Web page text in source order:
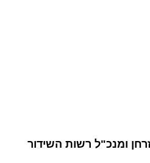
ומנכ"ל רשות השידור